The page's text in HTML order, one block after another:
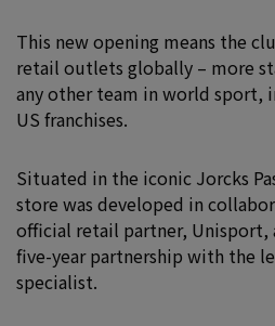
This new opening means the
retail outlets globally – more
any other team in world sport,
US franchises.
Situated in the iconic Jorcks
store was developed in
official retail partner, Unisport,
five-year partnership with the
specialist.